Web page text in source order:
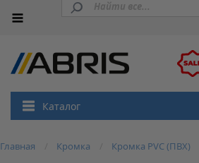
Каталог
Главная Кромка Кромка PVC (ПВХ)